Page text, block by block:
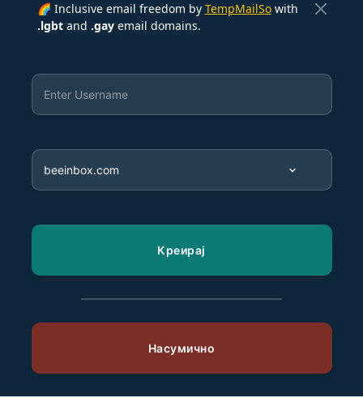
🌈 Inclusive email freedom by TempMailSowith
.lgbtand .gayemail domains.